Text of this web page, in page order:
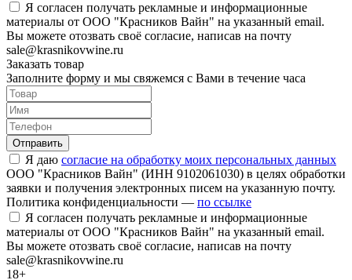
Я согласен получать рекламные и информационные
материалы от ООО "Красников Вайн" на указанный email.
Вы можете отозвать своё согласие, написав на почту
sale@krasnikovwine.ru
Заказать товар
Заполните форму и мы свяжемся с Вами в течение часа
Отправить
Я даю согласие на обработку моих персональных данных
ООО "Красников Вайн" (ИНН 9102061030) в целях обработки
заявки и получения электронных писем на указанную почту.
Политика конфиденциальности — по ссылке
Я согласен получать рекламные и информационные
материалы от ООО "Красников Вайн" на указанный email.
Вы можете отозвать своё согласие, написав на почту
sale@krasnikovwine.ru
18+